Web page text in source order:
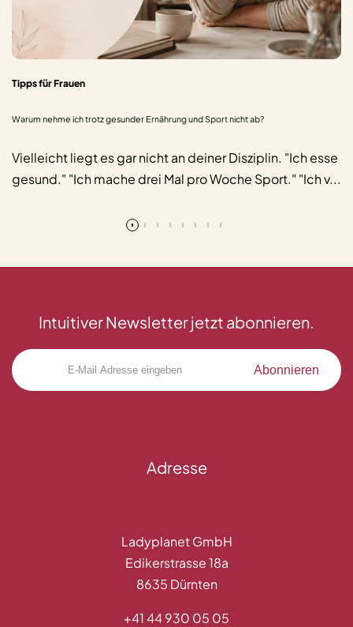
Tipps für Frauen
Warum nehme ich trotz gesunder Ernährung und Sport nicht ab?
Vielleicht liegt es gar nicht an deiner Disziplin. "Ich esse
gesund." "Ich mache drei Mal pro Woche Sport." "Ich v...
Adresse
Ladyplanet GmbH
Edikerstrasse 18a
8635 Dürnten
+41 44 930 05 05
Intuitiver Newsletter jetzt abonnieren.
Abonnieren